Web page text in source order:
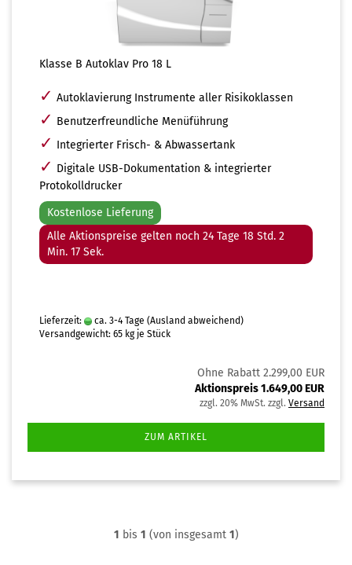
Klasse B Autoklav Pro 18 L
✓ Autoklavierung Instrumente aller Risikoklassen
✓ Benutzerfreundliche Menüführung
✓ Integrierter Frisch- & Abwassertank
✓ Digitale USB-Dokumentation & integrierter
Protokolldrucker
Kostenlose Lieferung
Alle Aktionspreise gelten noch 24 Tage 18 Std. 2
Min. 16 Sek.
Lieferzeit: ca. 3-4 Tage (Ausland abweichend)
Versandgewicht: 65 kg je Stück
Ohne Rabatt 2.299,00 EUR
Aktionspreis 1.649,00 EUR
zzgl. 20% MwSt. zzgl. Versand
ZUM ARTIKEL
1 bis 1 (von insgesamt 1)